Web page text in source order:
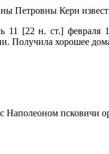
Петровны Керн
11 [22 н. ст.]
Получила хорошее
псковичи